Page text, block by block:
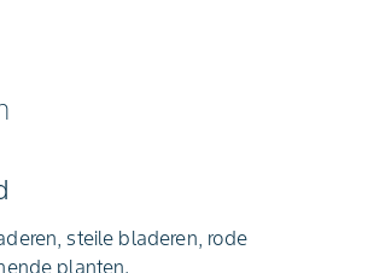
steile bladeren, rode
planten.